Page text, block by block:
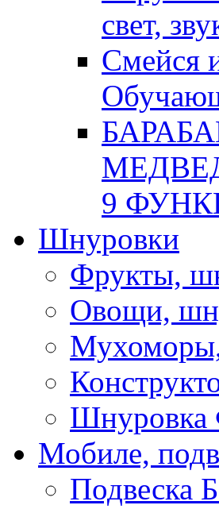
свет,
Смейся
9
Шнуровки
Фрукты,
Овощи,
Шнуровка
Мобиле,
Подвеска